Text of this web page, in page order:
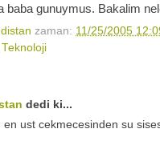
baba gunuymus. Bakalim
zaman: 11/25/2005
Teknoloji
dedi ki...
en ust cekmecesinden su